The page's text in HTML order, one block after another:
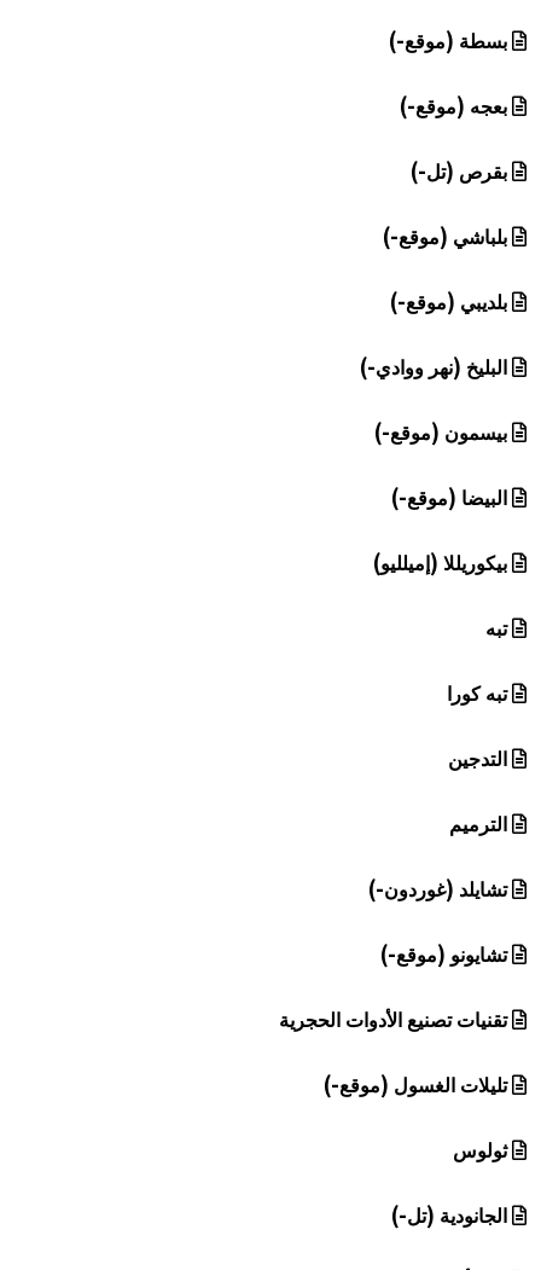
بسطة (موقع-)
بعجه (موقع-)
بقرص (تل-)
بلباشي (موقع-)
بلديبي (موقع-)
البليخ (نهر ووادي-)
بيسمون (موقع-)
البيضا (موقع-)
بيكوريللا (إميلليو)
تبه
تبه كورا
التدجين
الترميم
تشايلد (غوردون-)
تشايونو (موقع-)
تقنيات تصنيع الأدوات الحجرية
تليلات الغسول (موقع-)
ثولوس
الجانودية (تل-)